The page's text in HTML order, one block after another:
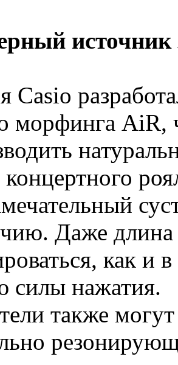
источник
Casio
морфинга AiR,
Даже длина
как и
нажатия.
также